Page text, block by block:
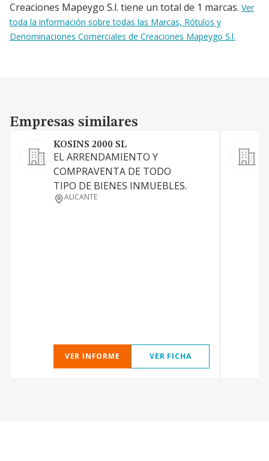
Creaciones Mapeygo S.l. tiene un total de 1 marcas. Ver
toda la información sobre todas las Marcas, Rótulos y
Denominaciones Comerciales de Creaciones Mapeygo S.l.
Empresas similares
Empresas similares
KOSINS 2000 SL
EL ARRENDAMIENTO Y
COMPRAVENTA DE TODO
TIPO DE BIENES INMUEBLES.
ALICANTE
VER INFORME VER FICHA